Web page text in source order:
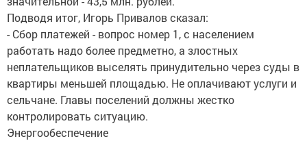
Подводя итог, Игорь Привалов сказал:
- Сбор платежей - вопрос номер 1, с населением
работать надо более предметно, а злостных
неплательщиков выселять принудительно через суды в
квартиры меньшей площадью. Не оплачивают услуги и
сельчане. Главы поселений должны жестко
контролировать ситуацию.
Энергообеспечение